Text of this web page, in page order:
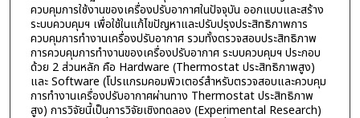
ควบคุมการใช้งานของเครื่องปรับอากาศในปัจจุบัน ออกแบบและสร้าง
ระบบควบคุมฯ เพื่อใช้ในแก้ไขปัญหาและปรับปรุงประสิทธิภาพการ
ควบคุมการทำงานเครื่องปรับอากาศ รวมทั้งตรวจสอบประสิทธิภาพ
การควบคุมการทำงานของเครื่องปรับอากาศ ระบบควบคุมฯ ประกอบ
ด้วย 2 ส่วนหลัก คือ Hardware (Thermostat ประสิทธิภาพสูง)
และ Software (โปรแกรมคอมพิวเตอร์สำหรับตรวจสอบและควบคุม
การทำงานเครื่องปรับอากาศผ่านทาง Thermostat ประสิทธิภาพ
สูง) การวิจัยนี้เป็นการวิจัยเชิงทดลอง (Experimental Research)